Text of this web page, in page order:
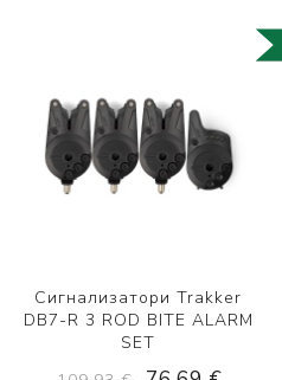
Сигнализатори Trakker
DB7-R 3 ROD BITE ALARM
SET